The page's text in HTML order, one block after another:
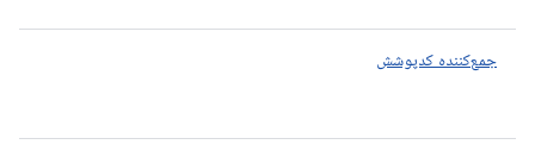
جمع‌کننده کدپوشش